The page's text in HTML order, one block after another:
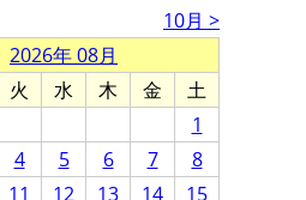
10月 >
2026年 08月
火 水 木 金
土
1
4 5 6 7
8
11 12 13 14
15